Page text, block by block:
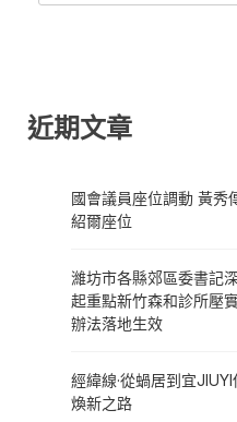
近期文章
國會議員座位調動 黃秀
紹爾座位
濰坊市各縣郊區委書記
起重點新竹森和診所壓
辦法落地生效
經緯線·從蝸居到宜
煥新之路